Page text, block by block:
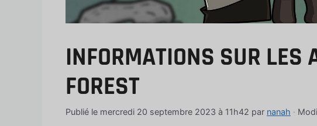
INFORMATIONS SUR LES
FOREST
Publié le mercredi 20 septembre 2023 à 11h42 par nanah ·